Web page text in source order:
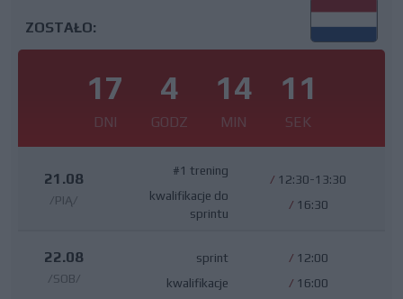
ZOSTAŁO:
17
DNI
4
GODZ
14
MIN
10
SEK
21.08
/PIĄ/
#1 trening
kwalifikacje do
sprintu
/ 12:30-13:30
/ 16:30
22.08
/SOB/
sprint
kwalifikacje
/ 12:00
/ 16:00